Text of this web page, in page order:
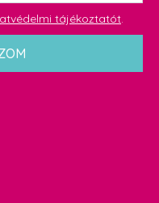
tájékoztatót.